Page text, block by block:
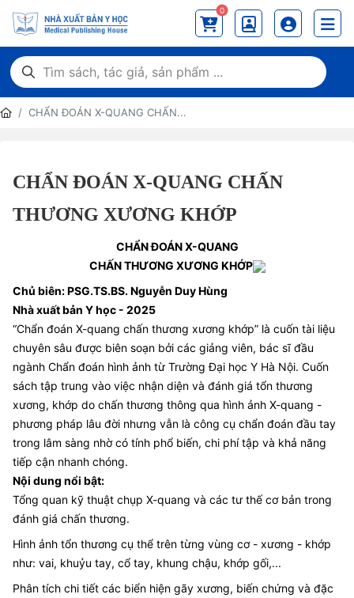
0
CHẨN ĐOÁN X-QUANG CHẤN...
CHẨN ĐOÁN X-QUANG CHẤN
THƯƠNG XƯƠNG KHỚP
CHẨN ĐOÁN X-QUANG
CHẤN THƯƠNG XƯƠNG KHỚP
Chủ biên: PSG.TS.BS. Nguyễn Duy Hùng
Nhà xuất bản Y học - 2025
“Chẩn đoán X-quang chấn thương xương khớp” là cuốn tài liệu
chuyên sâu được biên soạn bởi các giảng viên, bác sĩ đầu
ngành Chẩn đoán hình ảnh từ Trường Đại học Y Hà Nội. Cuốn
sách tập trung vào việc nhận diện và đánh giá tổn thương
xương, khớp do chấn thương thông qua hình ảnh X-quang -
phương pháp lâu đời nhưng vẫn là công cụ chẩn đoán đầu tay
trong lâm sàng nhờ có tính phổ biến, chi phí tập và khả năng
tiếp cận nhanh chóng.
Nội dung nổi bật:
Tổng quan kỹ thuật chụp X-quang và các tư thế cơ bản trong
đánh giá chấn thương.
Hình ảnh tổn thương cụ thể trên từng vùng cơ - xương - khớp
như: vai, khuỷu tay, cổ tay, khung chậu, khớp gối,...
Phân tích chi tiết các biển hiện gãy xương, biến chứng và đặc